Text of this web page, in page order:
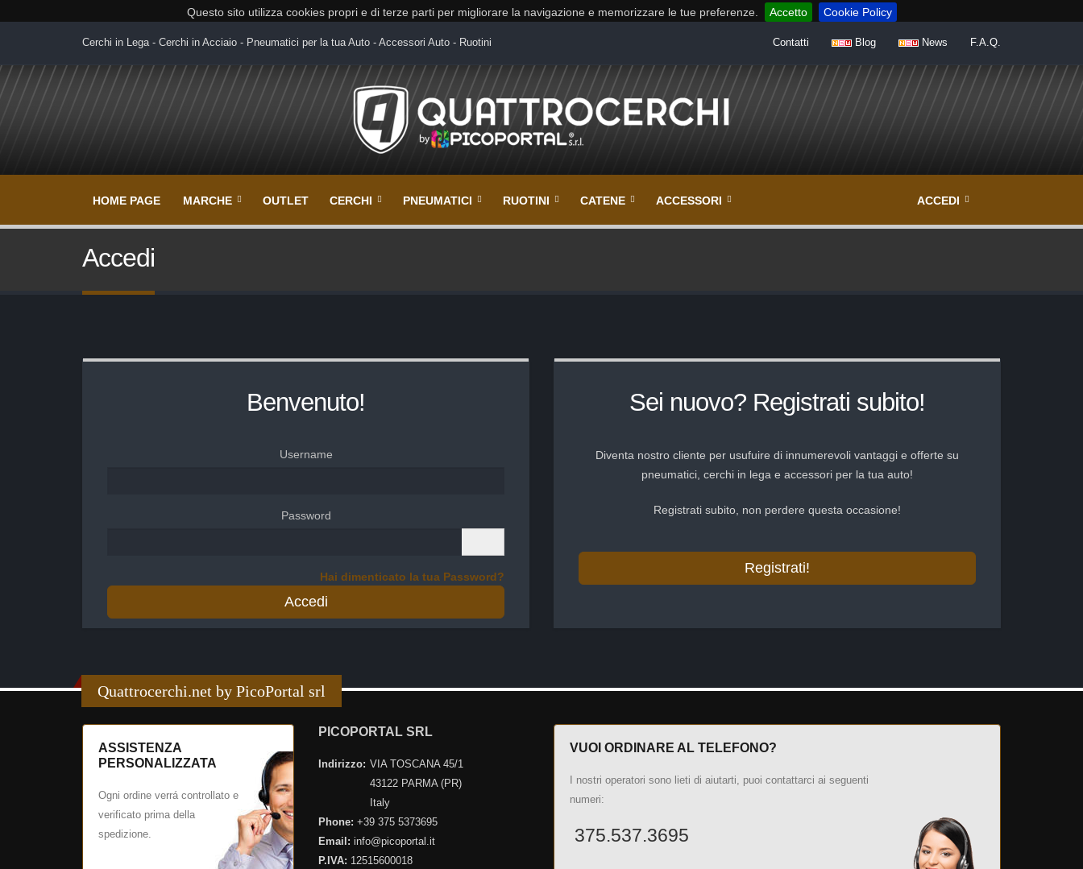
Questo sito utilizza cookies propri e di terze parti per migliorare la navigazione e memorizzare le tue preferenze. Accetto Cookie Policy
Cerchi in Lega - Cerchi in Acciaio - Pneumatici per la tua Auto - Accessori Auto - Ruotini Contatti Blog News F.A.Q.
HOME PAGE MARCHE OUTLET CERCHI PNEUMATICI RUOTINI CATENE ACCESSORI ACCEDI
Accedi
Benvenuto!
Username
Password
Hai dimenticato la tua Password?
Accedi
Sei nuovo? Registrati subito!
Diventa nostro cliente per usufuire di innumerevoli vantaggi e offerte su
pneumatici, cerchi in lega e accessori per la tua auto!
Registrati subito, non perdere questa occasione!
Registrati!
Quattrocerchi.net by PicoPortal srl
ASSISTENZA
PERSONALIZZATA
Ogni ordine verrá controllato e
verificato prima della
spedizione.
PICOPORTAL SRL
Indirizzo: VIA TOSCANA 45/1
43122 PARMA (PR)
Italy
Phone: +39 375 5373695
Email: info@picoportal.it
P.IVA: 12515600018
VUOI ORDINARE AL TELEFONO?
I nostri operatori sono lieti di aiutarti, puoi contattarci ai seguenti
numeri:
375.537.3695